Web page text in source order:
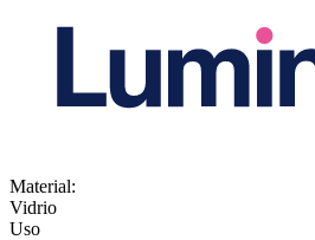
Material:
Vidrio
Uso